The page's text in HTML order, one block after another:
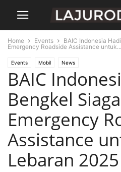
Home Events
BAIC Indonesia
Emergency Roadside Assistance untuk...
Events Mobil News
BAIC
Bengkel
Emergency
Assistance
Lebaran 2025